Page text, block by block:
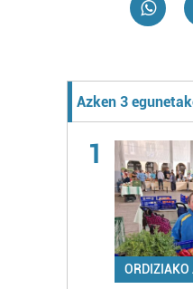
Azken 3
1
ORDIZIAKO